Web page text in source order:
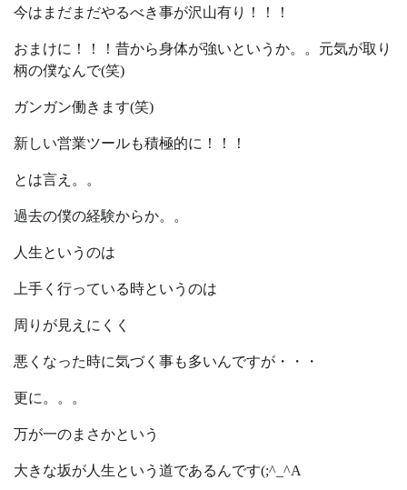
今はまだまだやるべき事が沢山有り！！！
おまけに！！！昔から身体が強いというか。。元気が取り
柄の僕なんで(笑)
ガンガン働きます(笑)
新しい営業ツールも積極的に！！！
とは言え。。
過去の僕の経験からか。。
人生というのは
上手く行っている時というのは
周りが見えにくく
悪くなった時に気づく事も多いんですが・・・
更に。。。
万が一のまさかという
大きな坂が人生という道であるんです(;^_^A